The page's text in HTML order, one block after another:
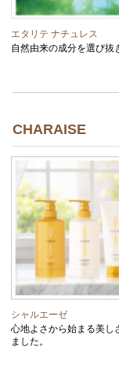
エタリテ ナチュレス
自然由来の成分を選び抜
CHARAISE
シャルエーゼ
心地よさから始まる美し
ました。